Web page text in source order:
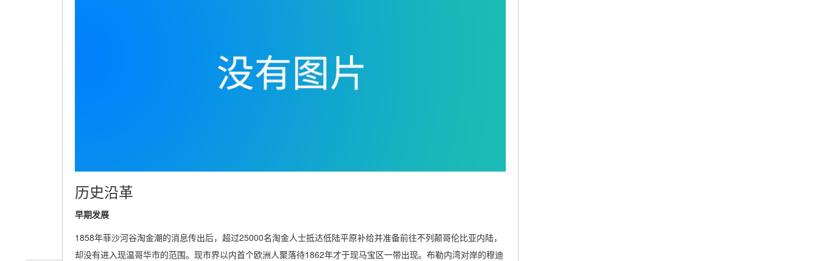
历史沿革
早期发展
1858年菲沙河谷淘金潮的消息传出后，超过25000名淘金人士抵达低陆平原补给并准备前往不列颠哥伦比亚内陆，
却没有进入现温哥华市的范围。现市界以内首个欧洲人聚落待1862年才于现马宝区一带出现。布勒内湾对岸的穆迪